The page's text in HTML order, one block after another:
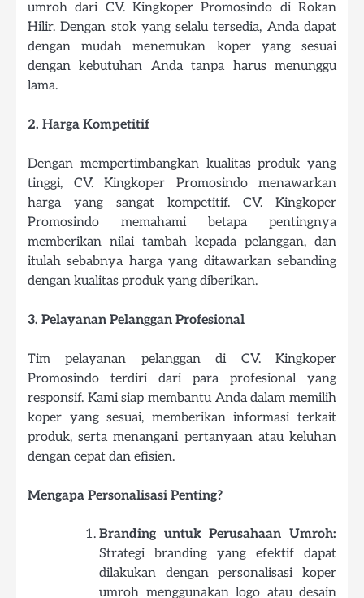
umroh dari CV. Kingkoper Promosindo di Rokan
Hilir. Dengan stok yang selalu tersedia, Anda dapat
dengan mudah menemukan koper yang sesuai
dengan kebutuhan Anda tanpa harus menunggu
lama.
2. Harga Kompetitif
Dengan mempertimbangkan kualitas produk yang
tinggi, CV. Kingkoper Promosindo menawarkan
harga yang sangat kompetitif. CV. Kingkoper
Promosindo memahami betapa pentingnya
memberikan nilai tambah kepada pelanggan, dan
itulah sebabnya harga yang ditawarkan sebanding
dengan kualitas produk yang diberikan.
3. Pelayanan Pelanggan Profesional
Tim pelayanan pelanggan di CV. Kingkoper
Promosindo terdiri dari para profesional yang
responsif. Kami siap membantu Anda dalam memilih
koper yang sesuai, memberikan informasi terkait
produk, serta menangani pertanyaan atau keluhan
dengan cepat dan efisien.
Mengapa Personalisasi Penting?
Branding untuk Perusahaan Umroh:
Strategi branding yang efektif dapat
dilakukan dengan personalisasi koper
umroh menggunakan logo atau desain